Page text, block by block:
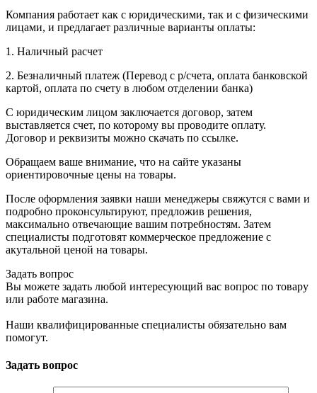
Компания работает как с юридическими, так и с физическими
лицами, и предлагает различные варианты оплаты:
1. Наличный расчет
2. Безналичный платеж (Перевод с р/счета, оплата банковской
картой, оплата по счету в любом отделении банка)
С юридическим лицом заключается договор, затем
выставляется счет, по которому вы проводите оплату.
Договор и реквизиты можно скачать по ссылке.
Обращаем ваше внимание, что на сайте указаны
ориентировочные цены на товары.
После оформления заявки наши менеджеры свяжутся с вами и
подробно проконсультируют, предложив решения,
максимально отвечающие вашим потребностям. Затем
специалисты подготовят коммерческое предложение с
акутальной ценой на товары.
Задать вопрос
Вы можете задать любой интересующий вас вопрос по товару
или работе магазина.
Наши квалифицированные специалисты обязательно вам
помогут.
Задать вопрос